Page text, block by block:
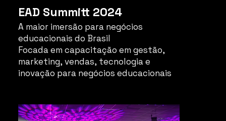
EAD Summitt 2024
A maior imersão para negócios
educacionais do Brasil
Focada em capacitação em gestão,
marketing, vendas, tecnologia e
inovação para negócios educacionais